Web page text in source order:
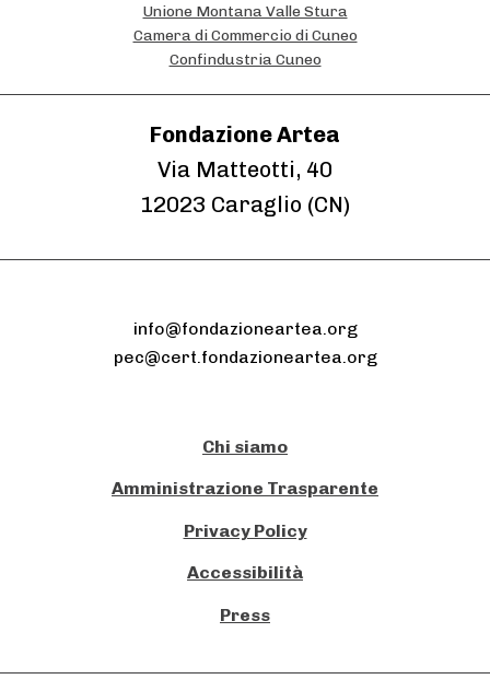
Unione Montana Valle Stura
Camera di Commercio di Cuneo
Confindustria Cuneo
Fondazione Artea
Via Matteotti, 40
12023 Caraglio (CN)
info@fondazioneartea.org
pec@cert.fondazioneartea.org
Chi siamo
Amministrazione Trasparente
Privacy Policy
Accessibilità
Press